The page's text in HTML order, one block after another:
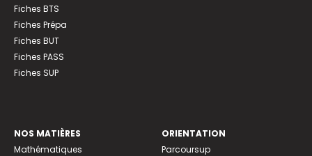
Fiches BTS
Fiches Prépa
Fiches BUT
Fiches PASS
Fiches SUP
NOS MATIÈRES
Mathématiques
ORIENTATION
Parcoursup